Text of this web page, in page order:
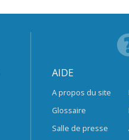
AIDE
A propos du site
Glossaire
Salle de presse